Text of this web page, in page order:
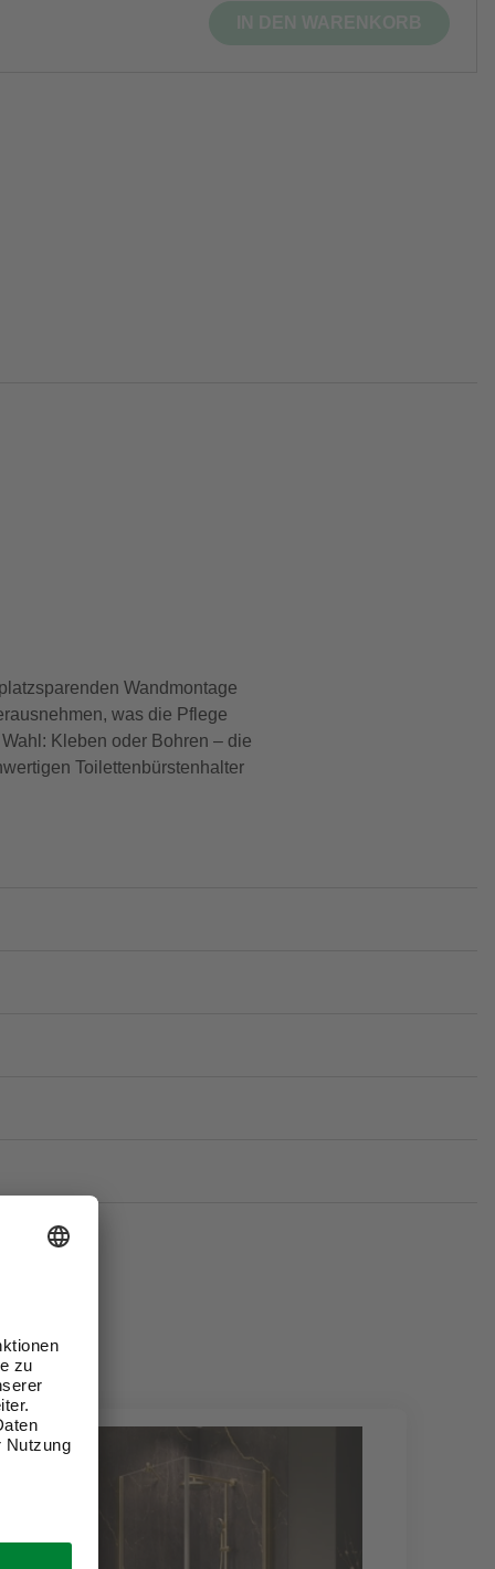
Wandmontage
was die Pflege
Kleben oder Bohren – die
Toilettenbürstenhalter